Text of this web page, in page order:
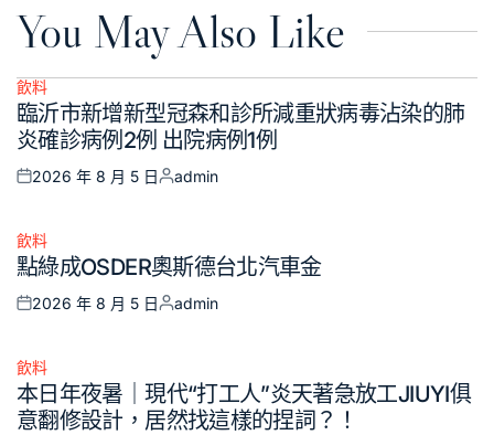
You May Also Like
Posted
in
飲料
臨沂市新增新型冠森和診所減重狀病毒沾染的肺
炎確診病例2例 出院病例1例
Posted
2026 年 8 月 5 日
Posted
admin
Posted
in
飲料
點綠成OSDER奧斯德台北汽車金
Posted
2026 年 8 月 5 日
Posted
admin
Posted
in
飲料
本日年夜暑｜現代“打工人”炎天著急放工JIUYI俱
意翻修設計，居然找這樣的捏詞？！